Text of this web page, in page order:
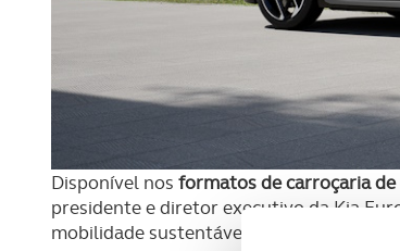
Disponível nos formatos de carroçaria
presidente e diretor executivo da Kia
mobilidade sustentável”.